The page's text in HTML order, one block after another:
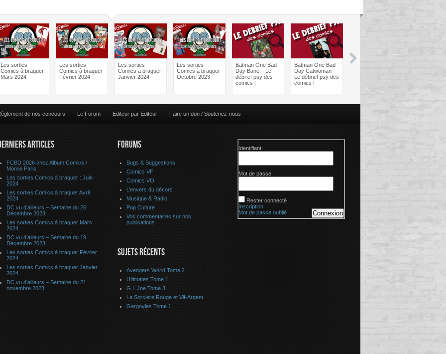
Les sorties
Comics à braquer
Mars 2024
Les sorties
Comics à braquer
Février 2024
Les sorties
Comics à braquer
Janvier 2024
Les sorties
Comics à braquer
Octobre 2023
Batman One Bad
Day Bane – Le
débrief psy des
comics !
Batman One Bad
Day Catwoman –
Le débrief psy des
comics !
de nos concours Le Forum Editeur par Editeur Faire un don / Soutenez-nous
ARTICLES
FCBD 2026 chez Album Comics /
Momie Paris
Les sorties Comics à braquer : Juin
2024
Les sorties Comics à braquer Avril
2024
DC vu d’ailleurs – Semaine du 26
Décembre 2023
Les sorties Comics à braquer Mars
2024
DC vu d’ailleurs – Semaine du 19
Décembre 2023
Les sorties Comics à braquer Février
2024
Les sorties Comics à braquer Janvier
2024
DC vu d’ailleurs – Semaine du 21
novembre 2023
FORUMS
Bugs & Suggestions
Comics VF
Comics VO
L’envers du décors
Musique & Radio
Pop Culture
Vos commentaires sur nos
publications
SUJETS RÉCENTS
Avengers World Tome 2
Ultimates Tome 1
G.I. Joe Tome 3
La Sorcière Rouge et Vif-Argent
Gargoyles Tome 1
Identifiant:
Mot de passe:
Rester connecté
Connexion
Inscription
Mot de passe oublié